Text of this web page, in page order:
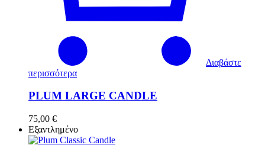
Διαβάστε
περισσότερα
PLUM LARGE CANDLE
75,00 €
Εξαντλημένο